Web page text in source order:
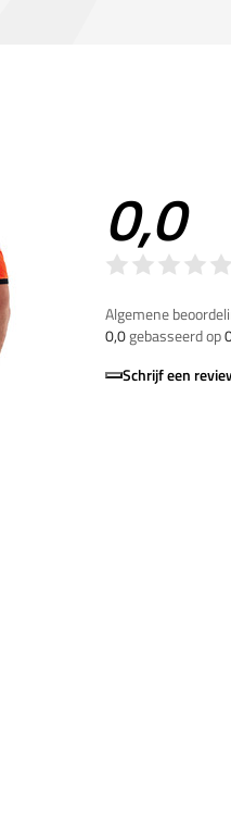
0,0
Algemene
0,0gebasseerd op
Schrijf een